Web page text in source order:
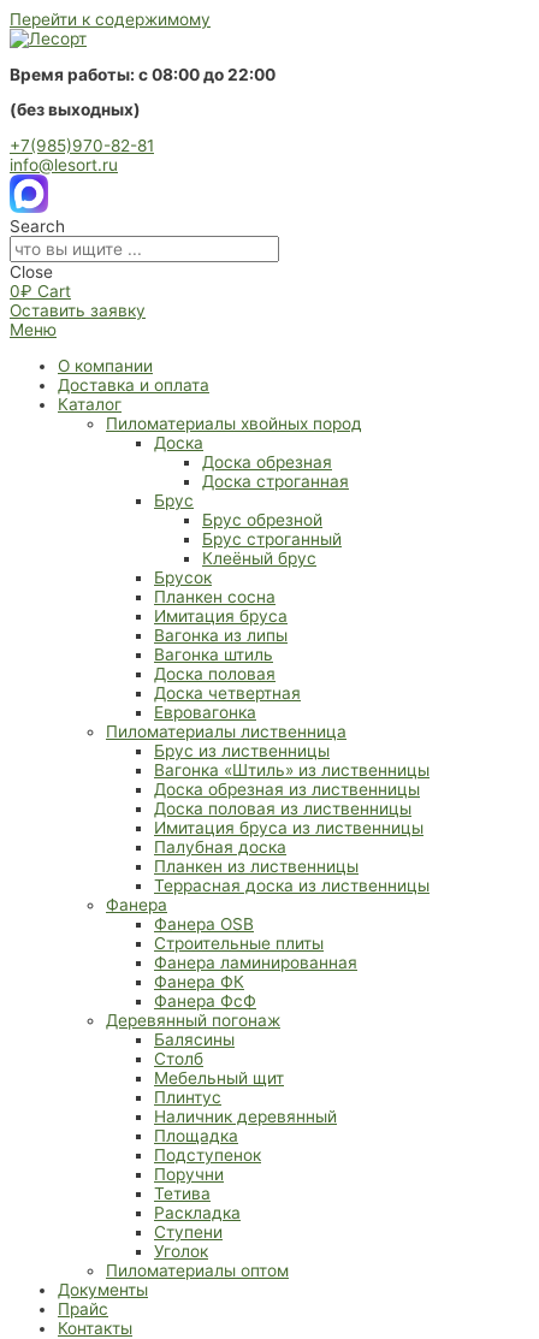
Перейти к содержимому
Время работы: с 08:00 до 22:00
(без выходных)
+7(985)970-82-81
info@lesort.ru
Search
Close
0₽ Cart
Оставить заявку
Меню
О компании
Доставка и оплата
Каталог
Пиломатериалы хвойных пород
Доска
Доска обрезная
Доска строганная
Брус
Брус обрезной
Брус строганный
Клеёный брус
Брусок
Планкен сосна
Имитация бруса
Вагонка из липы
Вагонка штиль
Доска половая
Доска четвертная
Евровагонка
Пиломатериалы лиственница
Брус из лиственницы
Вагонка «Штиль» из лиственницы
Доска обрезная из лиственницы
Доска половая из лиственницы
Имитация бруса из лиственницы
Палубная доска
Планкен из лиственницы
Террасная доска из лиственницы
Фанера
Фанера OSB
Строительные плиты
Фанера ламинированная
Фанера ФК
Фанера ФсФ
Деревянный погонаж
Балясины
Столб
Мебельный щит
Плинтус
Наличник деревянный
Площадка
Подступенок
Поручни
Тетива
Раскладка
Ступени
Уголок
Пиломатериалы оптом
Документы
Прайс
Контакты